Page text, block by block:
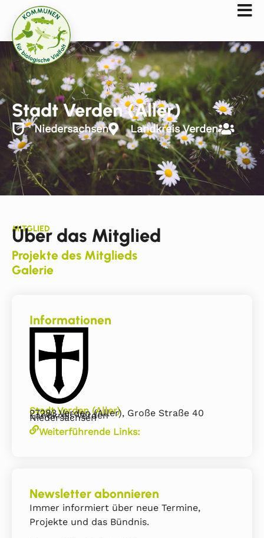
Stadt Verden (Aller)
Niedersachsen Landkreis Verden
MITGLIED
Über das Mitglied
Projekte des Mitglieds
Galerie
Informationen
Stadt Verden (Aller)
27283 Verden (Aller), Große Straße 40
Landkreis Verden
Niedersachsen
Weiterführende Links:
Newsletter abonnieren
Immer informiert über neue Termine,
Projekte und das Bündnis.